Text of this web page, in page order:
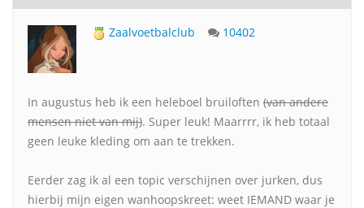
Zaalvoetbalclub 10402
In augustus heb ik een heleboel bruiloften (van andere
mensen niet van mij). Super leuk! Maarrrr, ik heb totaal
geen leuke kleding om aan te trekken.
Eerder zag ik al een topic verschijnen over jurken, dus
hierbij mijn eigen wanhoopskreet: weet IEMAND waar je